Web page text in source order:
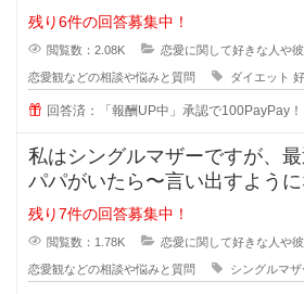
欲しい！彼女がほしい！と思っ
残り6件の回答募集中！
閲覧数：2.08K 恋愛に関して好きな人や
恋愛観などの相談や悩みと質問 ダイエット
回答済：「報酬UP中」承認で100PayPay！
私はシングルマザーですが、
パパがいたら〜言い出すよう
ではもう元旦那との関係も完全
残り7件の回答募集中！
閲覧数：1.78K 恋愛に関して好きな人や
恋愛観などの相談や悩みと質問 シングルマザ